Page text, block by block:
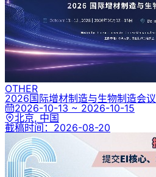
OTHER
2026国际增材制造与生物制造会议
2026-10-13 ~ 2026-10-15
北京, 中国
截稿时间： 2026-08-20